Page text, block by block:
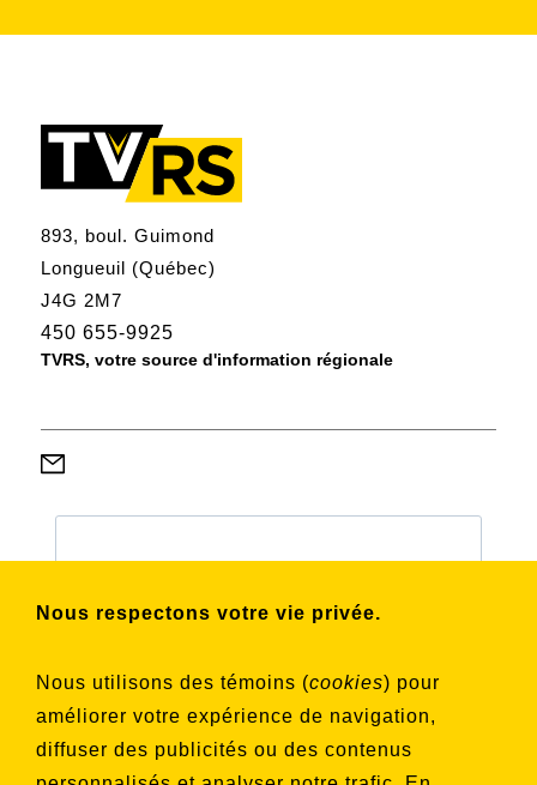
Nous respectons votre vie privée.
Nous utilisons des témoins (cookies) pour
améliorer votre expérience de navigation,
diffuser des publicités ou des contenus
893, boul. Guimond
Longueuil (Québec)
J4G 2M7
450 655-9925
TVRS, votre source d'information régionale
connaître nos activités et nos émissions.
Choisissez les listes auxquelles vous
souhaitez vous inscrire
Aucune liste sélectionnée